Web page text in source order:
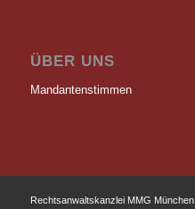
ÜBER UNS
Mandantenstimmen
Rechtsanwaltskanzlei MMG München|